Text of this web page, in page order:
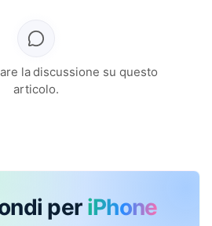
la discussione su questo
articolo.
per iPhone